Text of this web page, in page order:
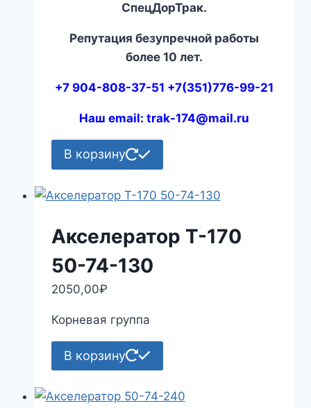
СпецДорТрак.
Репутация безупречной работы
более 10 лет.
+7 904-808-37-51 +7(351)776-99-21
Наш email: trak-174@mail.ru
В корзину
Акселератор Т-170
50-74-130
2050,00₽
Корневая группа
В корзину